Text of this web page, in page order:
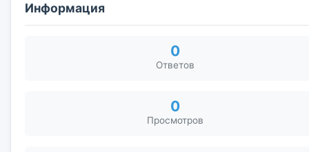
Информация
0
Ответов
0
Просмотров